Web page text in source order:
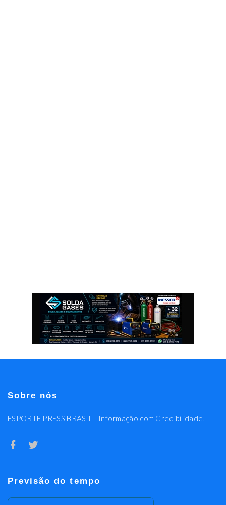
Sobre nós
ESPORTE PRESS BRASIL - Informação com Credibilidade!
Previsão do tempo